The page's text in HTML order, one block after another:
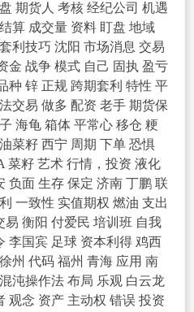
期货人 考核 经纪公司 机遇
结算 成交量 资料 盯盘 地域
套利技巧 沈阳 市场消息 交易
金 战争 模式 自己 固执 盈亏
种 锌 正规 跨期套利 特性 平
交易 做多 配资 老手 期货保
海龟 箱体 平常心 移仓 粳
油菜籽 西宁 周期 下单 恐惧
菜籽 艺术 行情，投资 液化
负面 生存 保定 济南 丁鹏 联
一致性 实值期权 燃油 支出
易 衡阳 付爱民 培训班 自我
李国宾 足球 资本利得 鸡西
徐州 代码 福州 青海 应用 南
混沌操作法 布局 乐观 白云龙
观念 资产 主动权 错误 投资